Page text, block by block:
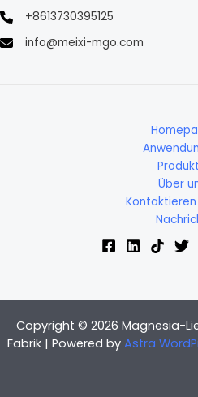
+8613730395125
info@meixi-mgo.com
Über
Kontaktieren
Copyright © 2026 Magnesia-
Fabrik | Powered by Astra